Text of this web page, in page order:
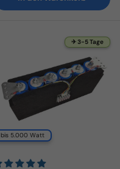
✈ 3-5 Tage
bis 5.000 Watt